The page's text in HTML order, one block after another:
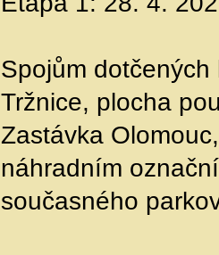
Spojům
Tržnice, plocha
Zastávka
náhradním
současného